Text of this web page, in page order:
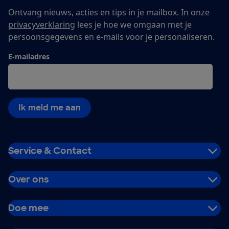
Ontvang nieuws, acties en tips in je mailbox. In onze
privacyverklaring lees je hoe we omgaan met je
persoonsgegevens en e-mails voor je personaliseren.
E-mailadres
Ik meld me aan
Service & Contact
Over ons
Doe mee